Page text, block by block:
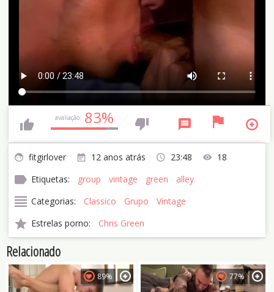
Relacionado
89% 77%
avaliação: 83%
fitgirlover 12 anos atrás 23:48
18
Etiquetas:
group vintage green
alley
Categorias:
Classico Grupo
Vintage
Estrelas porno:
Chris Green